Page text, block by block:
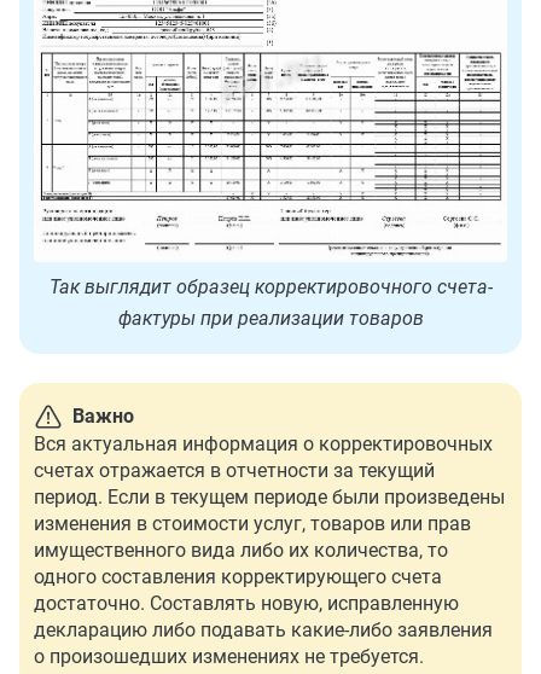
Так выглядит образец корректировочного счета-
фактуры при реализации товаров
Важно
Вся актуальная информация о корректировочных
счетах отражается в отчетности за текущий
период. Если в текущем периоде были произведены
изменения в стоимости услуг, товаров или прав
имущественного вида либо их количества, то
одного составления корректирующего счета
достаточно. Составлять новую, исправленную
декларацию либо подавать какие-либо заявления
о произошедших изменениях не требуется.